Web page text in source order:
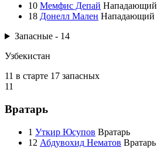
10 Мемфис Депай Нападающий
18 Донелл Мален Нападающий
Запасные - 14
Узбекистан
11 в старте 17 запасных
11
Вратарь
1 Уткир Юсупов Вратарь
12 Абдувохид Нематов Вратарь